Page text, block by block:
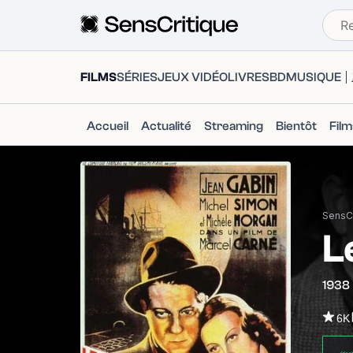
FILMSSÉRIESJEUX VIDÉOLIVRESBDMUSIQUE
Accueil Actualité Streaming Bientôt
1938
6K